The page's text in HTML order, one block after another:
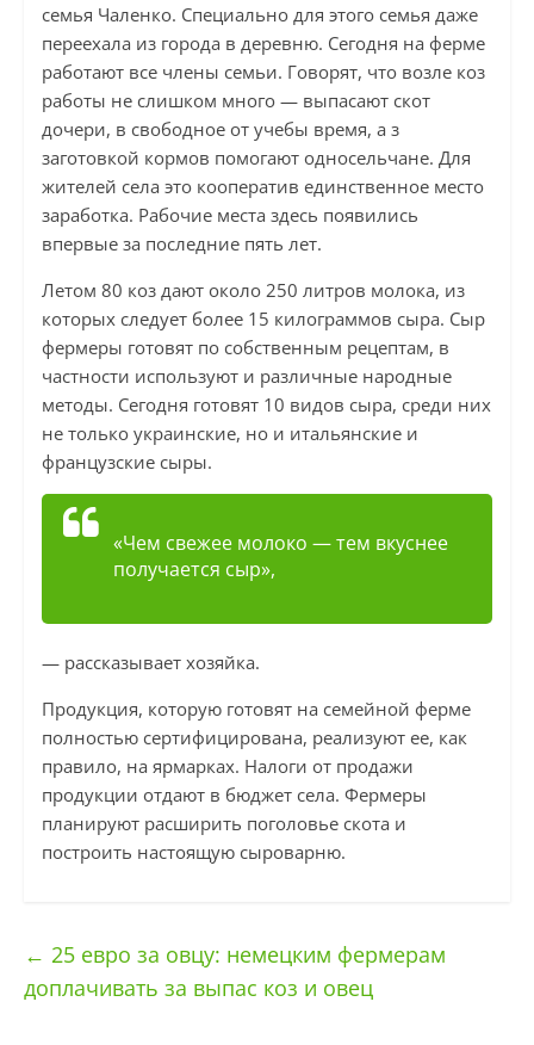
семья Чаленко. Специально для этого семья даже
переехала из города в деревню. Сегодня на ферме
работают все члены семьи. Говорят, что возле коз
работы не слишком много — выпасают скот
дочери, в свободное от учебы время, а з
заготовкой кормов помогают односельчане. Для
жителей села это кооператив единственное место
заработка. Рабочие места здесь появились
впервые за последние пять лет.
Летом 80 коз дают около 250 литров молока, из
которых следует более 15 килограммов сыра. Сыр
фермеры готовят по собственным рецептам, в
частности используют и различные народные
методы. Сегодня готовят 10 видов сыра, среди них
не только украинские, но и итальянские и
французские сыры.
«Чем свежее молоко — тем вкуснее
получается сыр»,
— рассказывает хозяйка.
Продукция, которую готовят на семейной ферме
полностью сертифицирована, реализуют ее, как
правило, на ярмарках. Налоги от продажи
продукции отдают в бюджет села. Фермеры
планируют расширить поголовье скота и
построить настоящую сыроварню.
← 25 евро за овцу: немецким фермерам
доплачивать за выпас коз и овец